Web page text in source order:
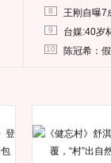
8 王刚自曝7
9 台媒:40岁
10 陈冠希：